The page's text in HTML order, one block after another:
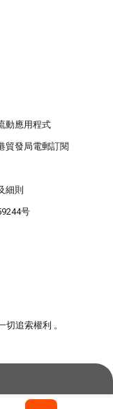
動應用程式
貿發局電郵訂閱
細則
号
追索權利 。